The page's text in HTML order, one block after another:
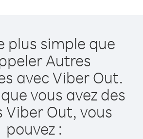
plus simple que
Autres
avec Viber Out.
vous avez des
Viber Out, vous
pouvez :